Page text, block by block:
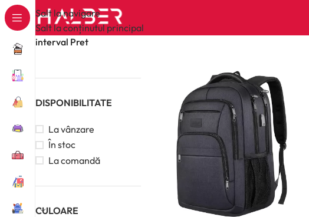
Salt la navigare
Salt la conținutul principal
interval Pret
DISPONIBILITATE
La vânzare
În stoc
La comandă
CULOARE